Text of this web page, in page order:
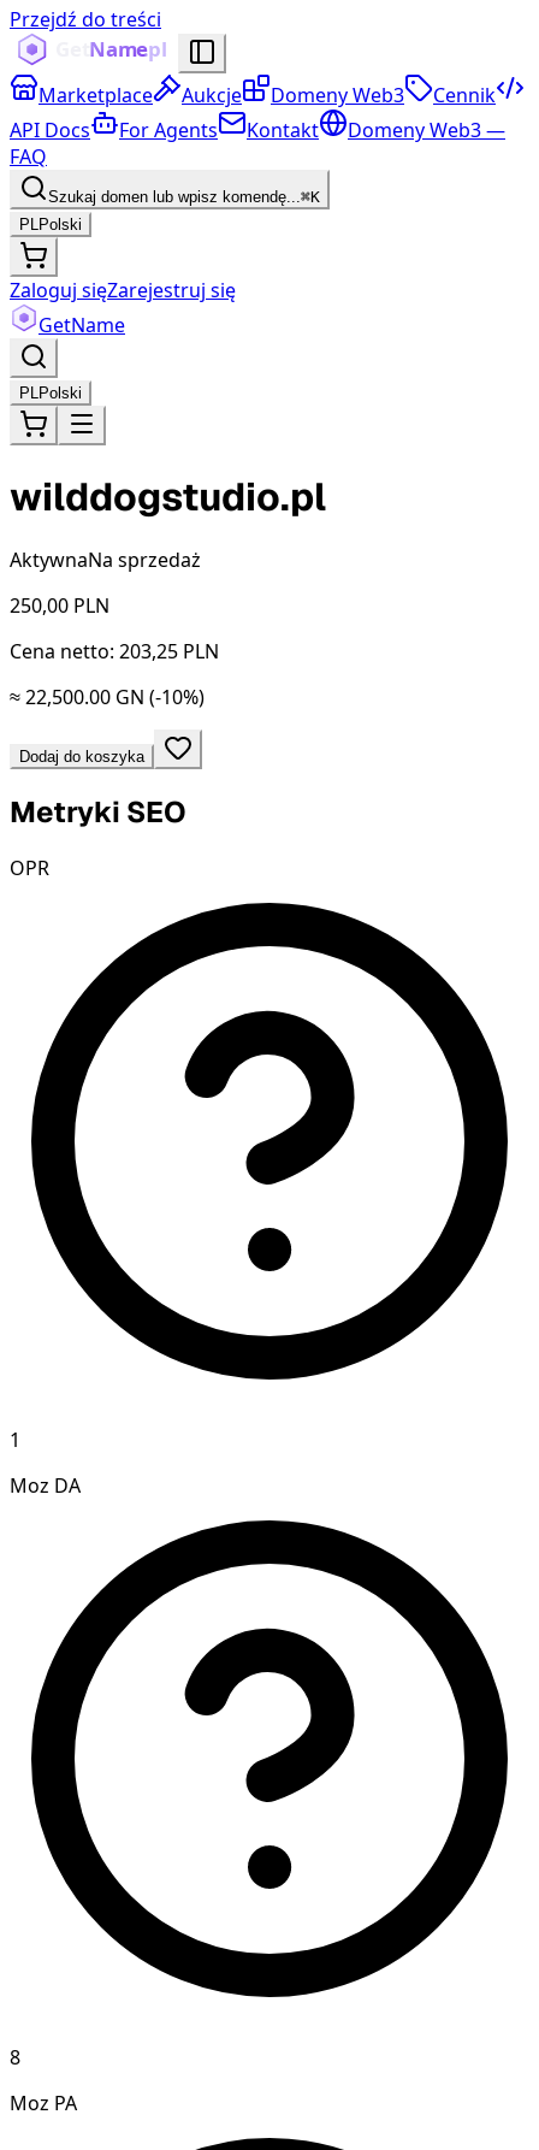
Przejdź do treści
Marketplace Aukcje Domeny Web3
Cennik
API Docs
For Agents Kontakt
Domeny Web3 —
FAQ
Szukaj domen lub wpisz komendę...⌘K
PLPolski
Zaloguj sięZarejestruj się
GetName
PLPolski
wilddogstudio.pl
AktywnaNa sprzedaż
250,00 PLN
Cena netto: 203,25 PLN
≈ 22,500.00 GN (-10%)
Dodaj do koszyka
Metryki SEO
OPR
1
Moz DA
8
Moz PA